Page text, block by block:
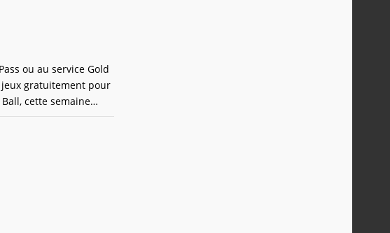
ou au service Gold
gratuitement pour
cette semaine